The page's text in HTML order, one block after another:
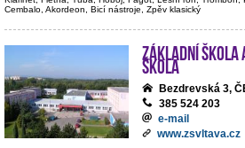
Cembalo, Akordeon, Bicí nástroje, Zpěv klasický
Základní škola
škola
Bezdrevská 3,
385 524 203
e-mail
www.zsvltava.cz